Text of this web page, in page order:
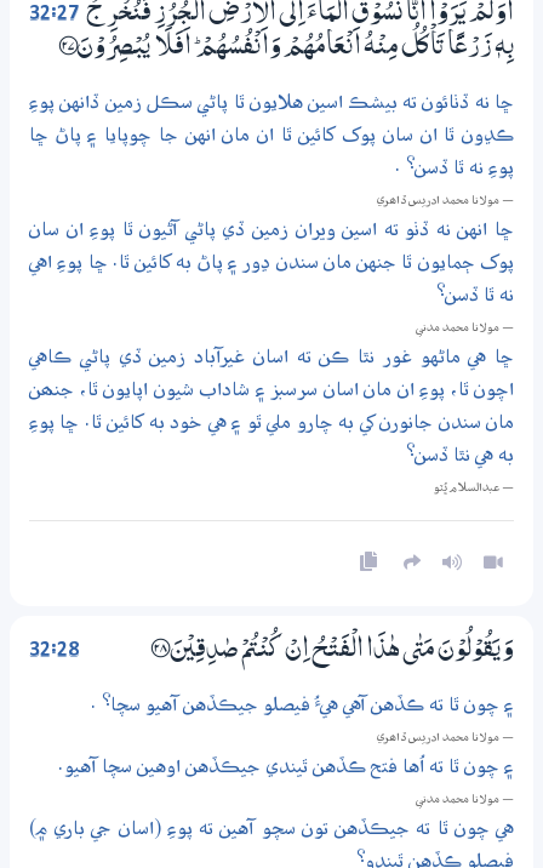
32:27 اَوَلَمْ يَرَوْا اَنَّا نَسُوْقُ الْمَاۗءَ اِلَى الْاَرْضِ الْـجُرُزِ فَنُخْرِجُ
بِهٖ زَرْعًا تَاْكُلُ مِنْهُ اَنْعَامُهُمْ وَاَنْفُسُهُمْ ۭ اَفَلَا يُبْصِرُوْنَ ؀27
ڇا نه ڏٺائون ته بيشڪ اسين هلايون ٿا پاڻي سڪل زمين ڏانهن پوءِ
ڪڍون ٿا ان سان پوک کائين ٿا ان مان انهن جا چوپايا ۽ پاڻ ڇا
پوءِ نه ٿا ڏسن؟ .
— مولانا محمد ادريس ڏاھري
ڇا انهن نه ڏٺو ته اسين ويران زمين ڏي پاڻي آڻيون ٿا پوءِ ان سان
پوک ڄمايون ٿا جنهن مان سندن ڍور ۽ پاڻ به کائين ٿا. ڇا پوءِ اهي
نه ٿا ڏسن؟
— مولانا محمد مدني
ڇا هي ماڻهو غور نٿا ڪن ته اسان غيرآباد زمين ڏي پاڻي ڪاهي
اچون ٿا، پوءِ ان مان اسان سرسبز ۽ شاداب شيون اپايون ٿا، جنھن
مان سندن جانورن کي به چارو ملي ٿو ۽ هي خود به کائين ٿا. ڇا پوءِ
به هي نٿا ڏسن؟
— عبدالسلام ڀُٽو
32:28 وَيَقُوْلُوْنَ مَتٰى ھٰذَا الْفَتْحُ اِنْ كُنْتُمْ صٰدِقِيْنَ ؀28
۽ چون ٿا ته ڪڏهن آهي هيءُ فيصلو جيڪڏهن آهيو سچا؟ .
— مولانا محمد ادريس ڏاھري
۽ چون ٿا ته اُها فتح ڪڏهن ٿيندي جيڪڏهن اوهين سچا آهيو.
— مولانا محمد مدني
هي چون ٿا ته جيڪڏهن تون سچو آهين ته پوءِ (اسان جي باري ۾)
فيصلو ڪڏهن ٿيندو؟